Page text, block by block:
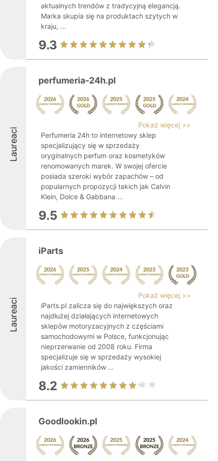
aktualnych trendów z tradycyjną elegancją.
Marka skupia się na produktach szytych w
kraju, ...
9.3
Laureaci
perfumeria-24h.pl
Pokaż więcej >>
Perfumeria 24h to internetowy sklep
specjalizujący się w sprzedaży
oryginalnych perfum oraz kosmetyków
renomowanych marek. W swojej ofercie
posiada szeroki wybór zapachów – od
popularnych propozycji takich jak Calvin
Klein, Dolce & Gabbana ...
9.5
Laureaci
iParts
Pokaż więcej >>
iParts.pl zalicza się do największych oraz
najdłużej działających internetowych
sklepów motoryzacyjnych z częściami
samochodowymi w Polsce, funkcjonując
nieprzerwanie od 2008 roku. Firma
specjalizuje się w sprzedaży wysokiej
jakości zamienników ...
8.2
Goodlookin.pl